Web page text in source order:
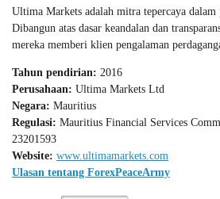
Ultima Markets adalah mitra tepercaya dalam
Dibangun atas dasar keandalan dan
mereka memberi klien pengalaman
Tahun pendirian: 2016
Perusahaan: Ultima Markets Ltd
Negara: Mauritius
Regulasi: Mauritius Financial Services
23201593
Website: www.ultimamarkets.com
Ulasan tentang ForexPeaceArmy